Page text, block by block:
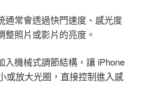
通常會透過快門速度、感光度
照片或影片的亮度。
入機械式調節結構，讓 iPhone
或放大光圈，直接控制進入感